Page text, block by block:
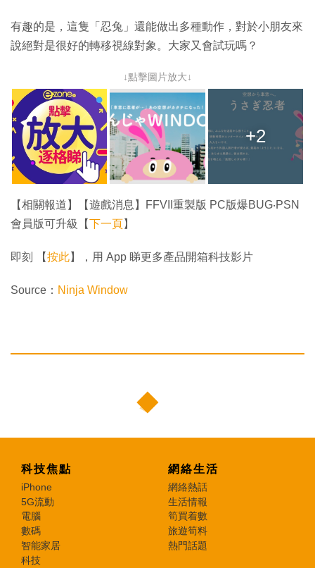
有趣的是，這隻「忍兔」還能做出多種動作，對於小朋友來
說絕對是很好的轉移視線對象。大家又會試玩嗎？
↓點擊圖片放大↓
+2
【相關報道】【遊戲消息】FFVII重製版 PC版爆BUG‧PSN
會員版可升級【下一頁】
即刻 【按此】，用 App 睇更多產品開箱科技影片
Source： Ninja Window
科技焦點
iPhone
5G流動
電腦
數碼
智能家居
科技
網絡生活
網絡熱話
生活情報
筍買着數
旅遊筍料
熱門話題